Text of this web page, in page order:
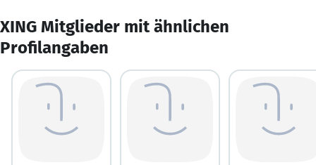
XING Mitglieder mit ähnlichen
Profilangaben